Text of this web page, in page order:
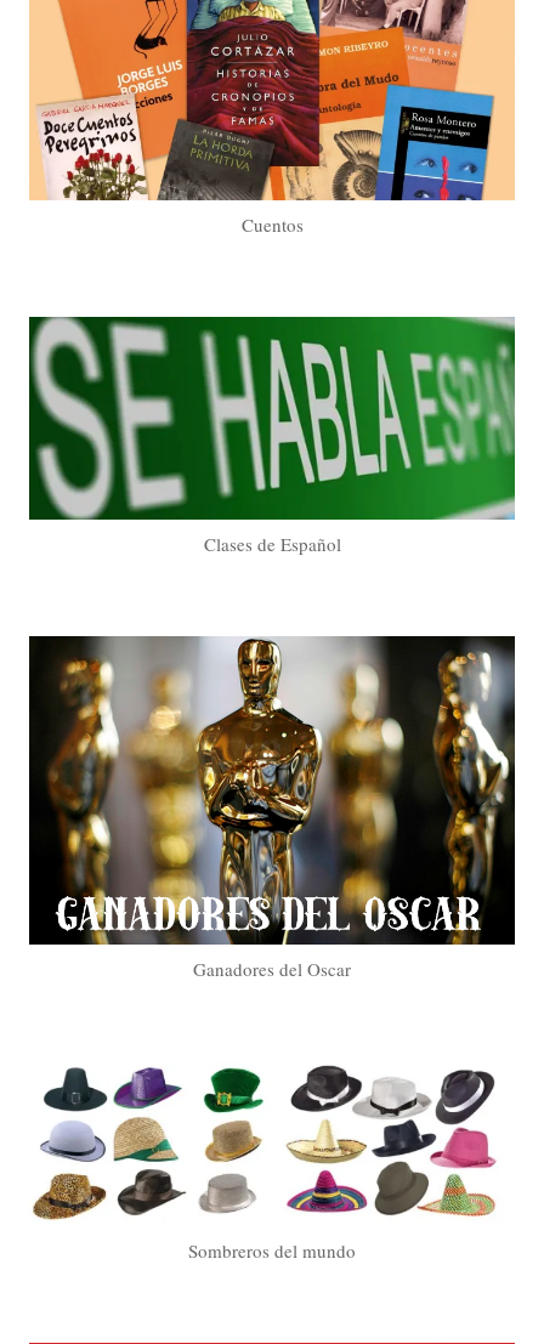
Cuentos
Clases de Español
Ganadores del Oscar
Sombreros del mundo